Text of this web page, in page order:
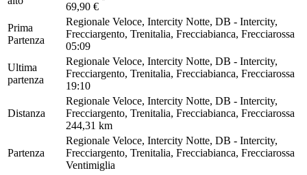
69,90 €
Prima
Partenza
Regionale Veloce, Intercity Notte, DB - Intercity,
Frecciargento, Trenitalia, Frecciabianca, Frecciarossa
05:09
Ultima
partenza
Regionale Veloce, Intercity Notte, DB - Intercity,
Frecciargento, Trenitalia, Frecciabianca, Frecciarossa
19:10
Distanza
Regionale Veloce, Intercity Notte, DB - Intercity,
Frecciargento, Trenitalia, Frecciabianca, Frecciarossa
244,31 km
Partenza
Regionale Veloce, Intercity Notte, DB - Intercity,
Frecciargento, Trenitalia, Frecciabianca, Frecciarossa
Ventimiglia